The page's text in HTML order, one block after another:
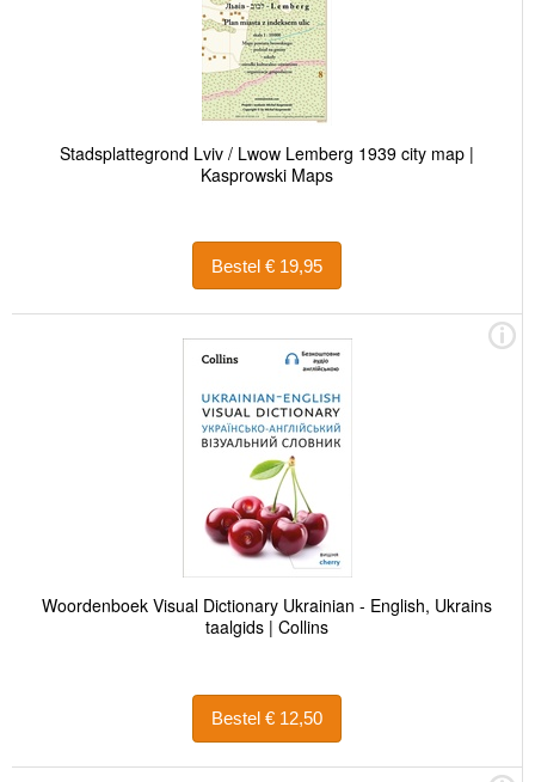
Stadsplattegrond Lviv / Lwow Lemberg 1939 city map |
Kasprowski Maps
Bestel € 19,95
Woordenboek Visual Dictionary Ukrainian - English, Ukrains
taalgids | Collins
Bestel € 12,50